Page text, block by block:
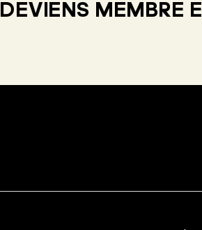
DEVIENS MEMBRE